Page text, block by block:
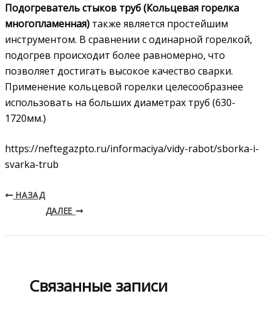
Подогреватель стыков труб (Кольцевая горелка
многопламенная) также является простейшим
инструментом. В сравнении с одинарной горелкой,
подогрев происходит более равномерно, что
позволяет достигать высокое качество сварки.
Применение кольцевой горелки целесообразнее
использовать на больших диаметрах труб (630-
1720мм.)
https://neftegazpto.ru/informaciya/vidy-rabot/sborka-i-
svarka-trub
НАЗАД
ДАЛЕЕ
Связанные записи